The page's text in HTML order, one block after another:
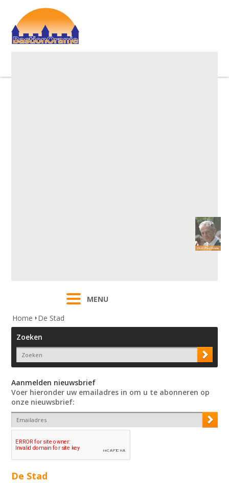
MENU
Home
De Stad
Zoeken
Aanmelden nieuwsbrief
Voer hieronder uw emailadres in om u te abonneren op
onze nieuwsbrief:
De Stad